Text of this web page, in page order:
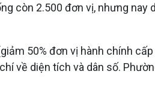
còn 2.500 đơn vị, nhưng nay
50% đơn vị hành chính
về diện tích và dân số.